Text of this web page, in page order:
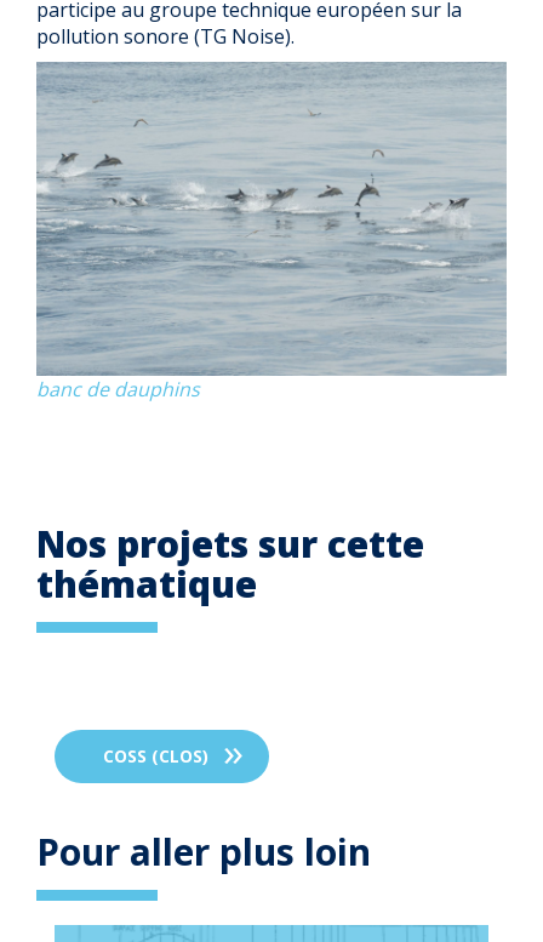
participe au groupe technique européen sur la
pollution sonore (TG Noise).
banc de dauphins
Nos projets sur cette
thématique
COSS (CLOS)
Pour aller plus loin